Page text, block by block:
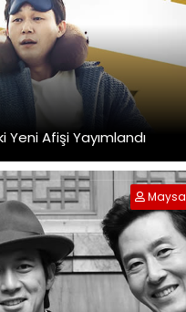
Yeni Afişi Yayımlandı
Maysa